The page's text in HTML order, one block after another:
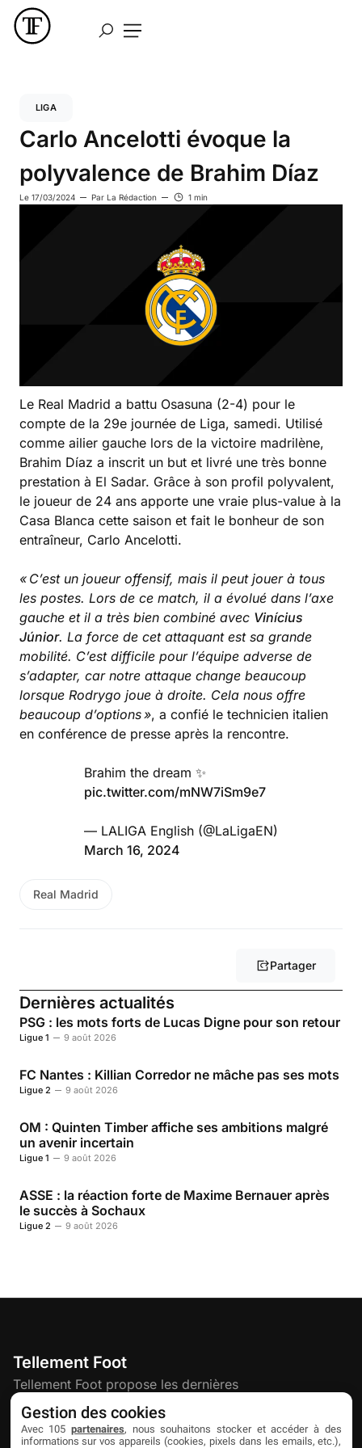
LIGA
Carlo Ancelotti évoque la
polyvalence de Brahim Díaz
Le 17/03/2024 Par La Rédaction 1 min
Le Real Madrid a battu Osasuna (2-4) pour le
compte de la 29e journée de Liga, samedi. Utilisé
comme ailier gauche lors de la victoire madrilène,
Brahim Díaz a inscrit un but et livré une très bonne
prestation à El Sadar. Grâce à son profil polyvalent,
le joueur de 24 ans apporte une vraie plus-value à la
Casa Blanca cette saison et fait le bonheur de son
entraîneur, Carlo Ancelotti.
« C’est un joueur offensif, mais il peut jouer à tous
les postes. Lors de ce match, il a évolué dans l’axe
gauche et il a très bien combiné avec Vinícius
Júnior. La force de cet attaquant est sa grande
mobilité. C’est difficile pour l’équipe adverse de
s’adapter, car notre attaque change beaucoup
lorsque Rodrygo joue à droite. Cela nous offre
beaucoup d’options », a confié le technicien italien
en conférence de presse après la rencontre.
Brahim the dream ✨
pic.twitter.com/mNW7iSm9e7
— LALIGA English (@LaLigaEN)
March 16, 2024
Real Madrid
Partager
Dernières actualités
PSG : les mots forts de Lucas Digne pour son retour
Ligue 1 9 août 2026
FC Nantes : Killian Corredor ne mâche pas ses mots
Ligue 2 9 août 2026
OM : Quinten Timber affiche ses ambitions malgré
un avenir incertain
Ligue 1 9 août 2026
ASSE : la réaction forte de Maxime Bernauer après
le succès à Sochaux
Ligue 2 9 août 2026
Tellement Foot
Tellement Foot propose les dernières
actualités et nouveautés créatives dédiées
au football.
Gestion des cookies
Avec 105 partenaires, nous souhaitons stocker et accéder à des
informations sur vos appareils (cookies, pixels dans les emails, etc.),